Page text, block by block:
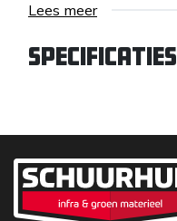
Lees meer
Specificaties